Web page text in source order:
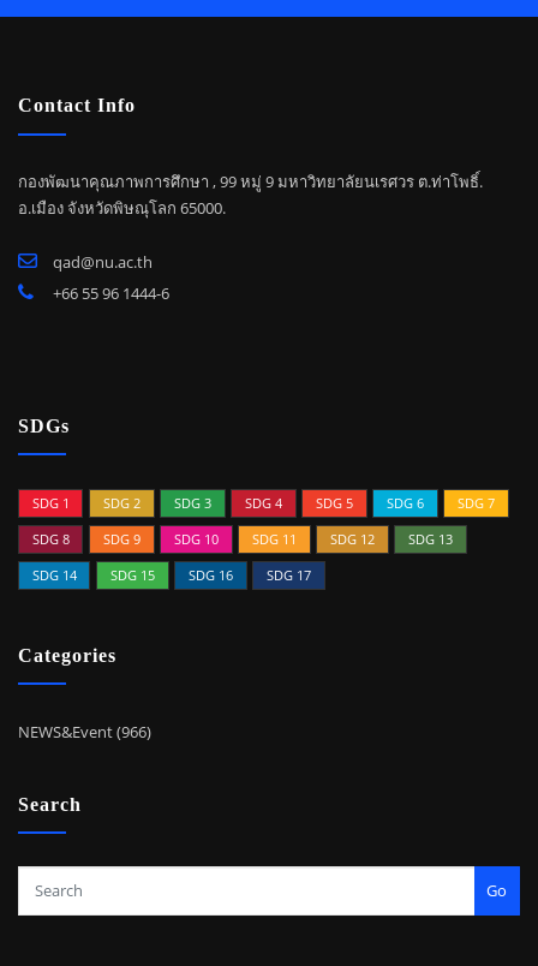
Contact Info
กองพัฒนาคุณภาพการศึกษา , 99 หมู่ 9 มหาวิทยาลัยนเรศวร ต.ท่าโพธิ์.
อ.เมือง จังหวัดพิษณุโลก 65000.
qad@nu.ac.th
+66 55 96 1444-6
SDGs
SDG 1 SDG 2 SDG 3 SDG 4 SDG 5 SDG 6
SDG 7
SDG 8
SDG 9 SDG 10 SDG 11 SDG 12
SDG 13
SDG 14
SDG 15 SDG 16 SDG 17
Categories
NEWS&Event (966)
Search
Go